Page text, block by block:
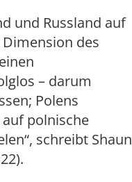
und Russland auf
des
– darum
Polens
polnische
schreibt Shaun